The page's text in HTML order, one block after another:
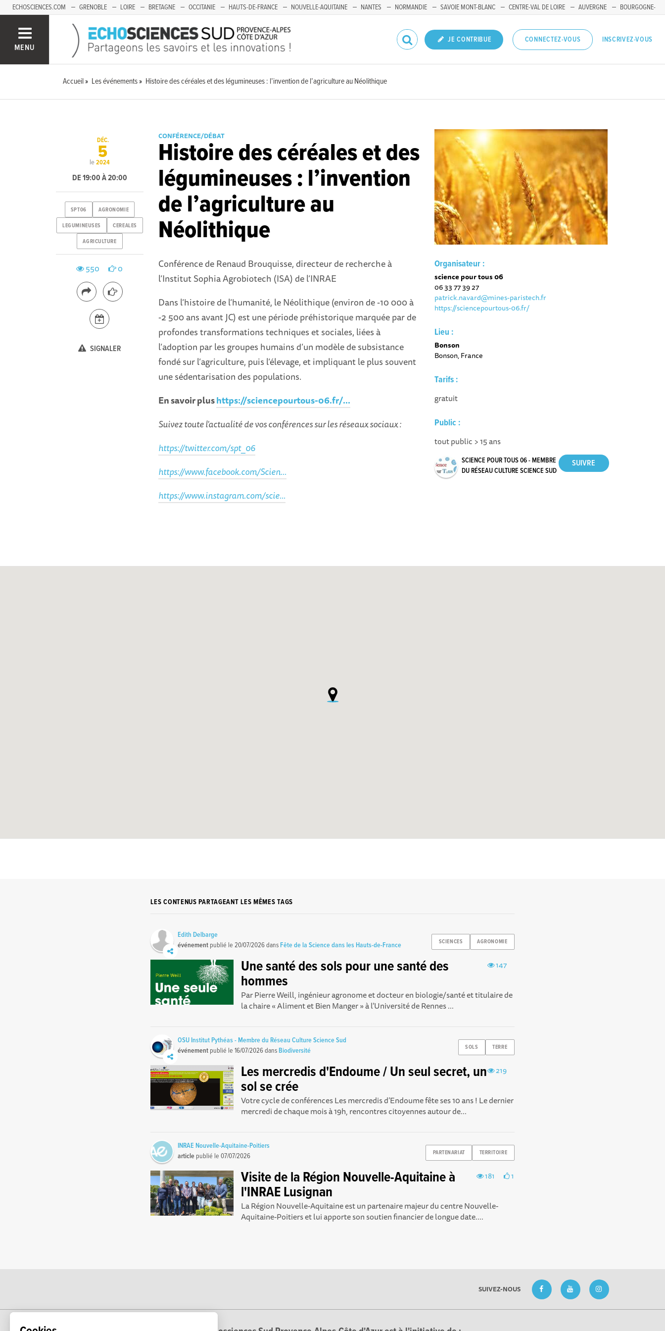
ECHOSCIENCES.COM GRENOBLE LOIRE BRETAGNE OCCITANIE HAUTS-DE-FRANCE NOUVELLE-AQUITAINE NANTES NORMANDIE SAVOIE MONT-BLANC CENTRE-VAL DE LOIRE AUVERGNE
BOURGOGNE-
MENU
JE CONTRIBUE CONNECTEZ-VOUS INSCRIVEZ-VOUS
Accueil Les événements Histoire des céréales et des légumineuses : l’invention de l’agriculture au Néolithique
CONFÉRENCE/DÉBAT
Histoire des céréales et des
légumineuses : l’invention
de l’agriculture au
Néolithique
Conférence de Renaud Brouquisse, directeur de recherche à
l’Institut Sophia Agrobiotech (ISA) de l’INRAE
Dans l’histoire de l’humanité, le Néolithique (environ de -10 000 à
-2 500 ans avant JC) est une période préhistorique marquée par de
profondes transformations techniques et sociales, liées à
l’adoption par les groupes humains d’un modèle de subsistance
fondé sur l’agriculture, puis l’élevage, et impliquant le plus souvent
une sédentarisation des populations.
En savoir plushttps://sciencepourtous-06.fr/...
Suivez toute l'actualité de vos conférences sur les réseaux sociaux :
https://twitter.com/spt_06
https://www.facebook.com/Scien...
https://www.instagram.com/scie...
Organisateur :
science pour tous 06
06 33 77 39 27
patrick.navard@mines-paristech.fr
https://sciencepourtous-06.fr/
Lieu :
Bonson
Bonson, France
Tarifs :
gratuit
Public :
tout public > 15 ans
SCIENCE POUR TOUS 06 - MEMBRE
DU RÉSEAU CULTURE SCIENCE SUD
le
DÉC.
5
2024
DE 19:00 À 20:00
SPT06 AGRONOMIE
LEGUMINEUSES CEREALES
AGRICULTURE
550 0
SIGNALER
LES CONTENUS PARTAGEANT LES MÊMES TAGS
SCIENCES AGRONOMIE
Edith Delbarge
événement publié le20/07/2026dans Fête de la Science dans les Hauts-de-France
147
Une santé des sols pour une santé des
hommes
Par Pierre Weill, ingénieur agronome et docteur en biologie/santé et titulaire de
la chaire « Aliment et Bien Manger » à l’Université de Rennes ...
SOLS TERRE
OSU Institut Pythéas - Membre du Réseau Culture Science Sud
événement publié le16/07/2026dans Biodiversité
219
Les mercredis d'Endoume / Un seul secret, un
sol se crée
Votre cycle de conférences Les mercredis d’Endoume fête ses 10 ans ! Le dernier
mercredi de chaque mois à 19h, rencontres citoyennes autour de...
PARTENARIAT TERRITOIRE
INRAE Nouvelle-Aquitaine-Poitiers
article publié le07/07/2026
181 1
Visite de la Région Nouvelle-Aquitaine à
l'INRAE Lusignan
La Région Nouvelle-Aquitaine est un partenaire majeur du centre Nouvelle-
Aquitaine-Poitiers et lui apporte son soutien financier de longue date....
SUIVEZ-NOUS